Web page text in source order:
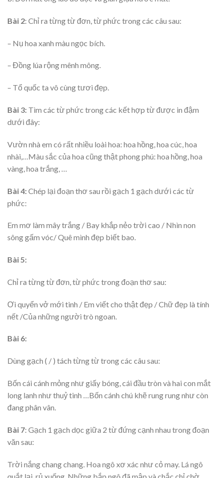
Bài 2: Chỉ ra từng từ đơn, từ phức trong các câu sau:
– Nụ hoa xanh màu ngọc bích.
– Đồng lúa rộng mênh mông.
– Tổ quốc ta vô cùng tươi đẹp.
Bài 3: Tìm các từ phức trong các kết hợp từ được in đậm
dưới đây:
Vườn nhà em có rất nhiều loài hoa: hoa hồng, hoa cúc, hoa
nhài,…Màu sắc của hoa cũng thật phong phú: hoa hồng, hoa
vàng, hoa trắng, …
Bài 4:Chép lại đoạn thơ sau rồi gạch 1 gạch dưới các từ
phức:
Em mơ làm mây trắng / Bay khắp nẻo trời cao / Nhìn non
sông gấm vóc/ Quê mình đẹp biết bao.
Bài 5:
Chỉ ra từng từ đơn, từ phức trong đoạn thơ sau:
Ơi quyển vở mới tinh / Em viết cho thật đẹp / Chữ đẹp là tính
nết /Của những người trò ngoan.
Bài 6:
Dùng gạch ( / ) tách từng từ trong các câu sau:
Bốn cái cánh mỏng như giấy bóng, cái đầu tròn và hai con mắt
long lanh như thuỷ tinh …Bốn cánh chú khẽ rung rung như còn
đang phân vân.
Bài 7: Gạch 1 gạch dọc giữa 2 từ đứng cạnh nhau trong đoạn
văn sau:
Trời nắng chang chang. Hoa ngô xơ xác như cỏ may. Lá ngô
quắt lại, rủ xuống. Những bắp ngô đã mập và chắc chỉ chờ